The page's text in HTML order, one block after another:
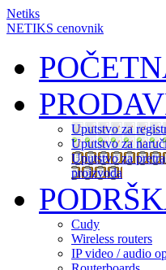
Netiks
NETIKS cenovnik
Uputstvo za
Uputstvo za
Uputstvo za
proizvoda
Cudy
Wireless routers
IP video / audio